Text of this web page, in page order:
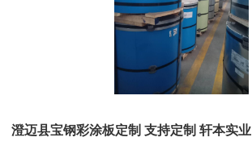
澄迈县宝钢彩涂板定制 支持定制 轩本实业